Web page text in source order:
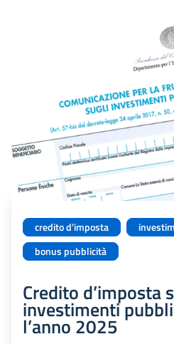
credito d'imposta
bonus pubblicità
Credito d’imposta
investimenti
l’anno 2025